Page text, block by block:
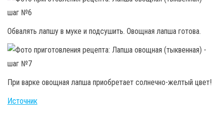
Обвалять лапшу в муке и подсушить. Овощная лапша готова.
При варке овощная лапша приобретает солнечно-желтый цвет!
Источник